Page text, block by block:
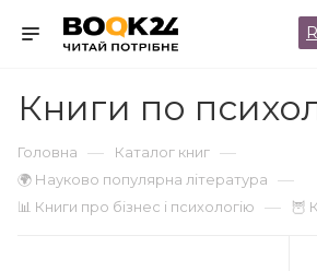
Книги по
Головна — Каталог книг —
🌍 Науково популярна література —
📊 Книги про бізнес і психологію — 🦉